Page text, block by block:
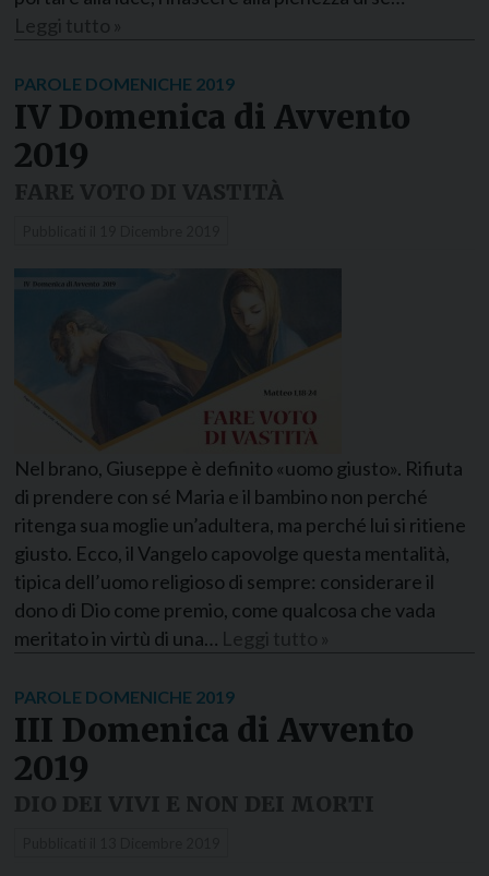
PAROLE DOMENICHE 2019
IV Domenica di Avvento
2019
Nel brano, Giuseppe è definito «uomo giusto». Rifiuta
di prendere con sé Maria e il bambino non perché
ritenga sua moglie un’adultera, ma perché lui si ritiene
giusto. Ecco, il Vangelo capovolge questa mentalità,
tipica dell’uomo religioso di sempre: considerare il
dono di Dio come premio, come qualcosa che vada
meritato in virtù di una…
PAROLE DOMENICHE 2019
III Domenica di Avvento
2019